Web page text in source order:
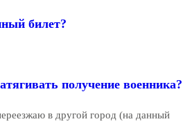
билет?
получение военника?
в другой город (на данный